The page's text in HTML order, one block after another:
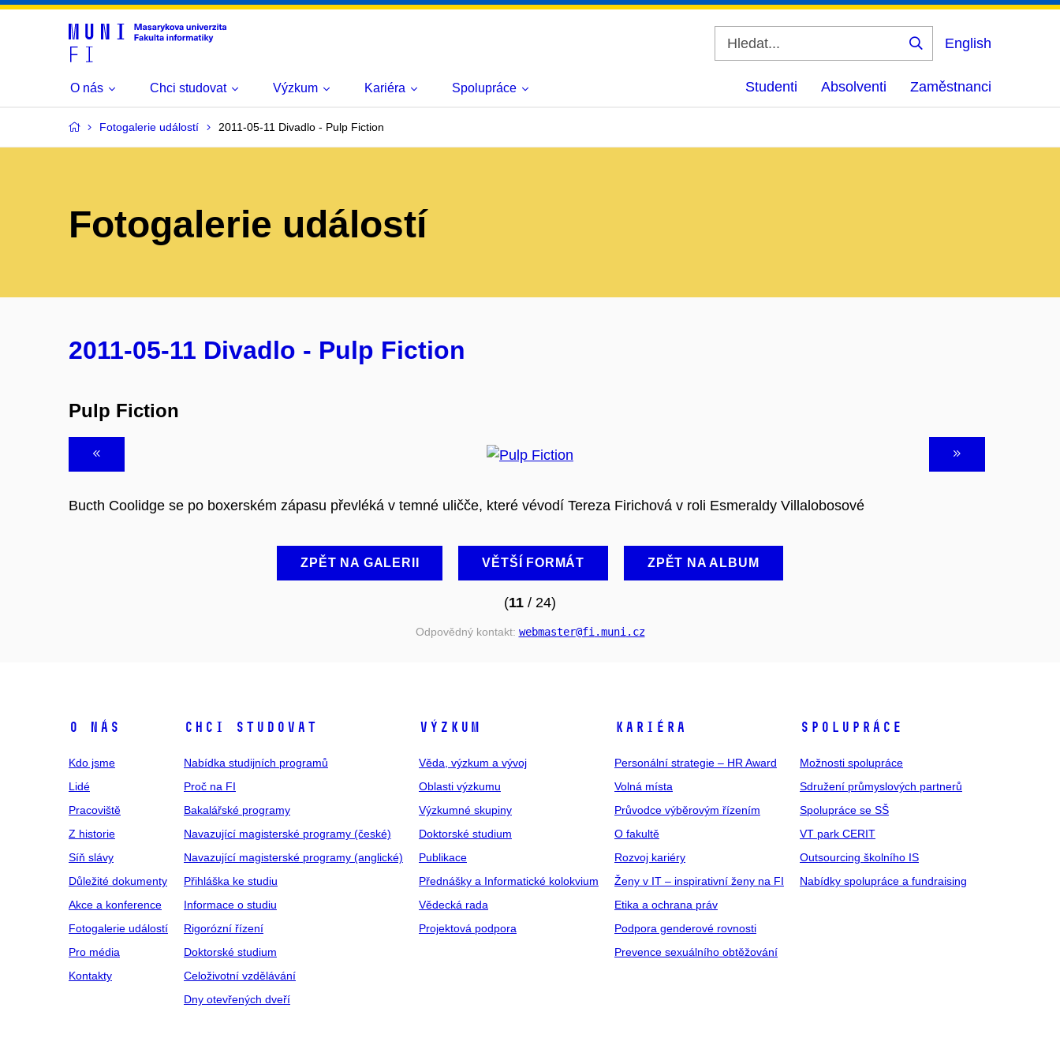
Vyhledat
English
O nás Chci studovat Výzkum Kariéra Spolupráce Studenti Absolventi Zaměstnanci
Fotogalerie událostí 2011-05-11 Divadlo - Pulp Fiction
Fotogalerie událostí
2011-05-11 Divadlo - Pulp Fiction
Pulp Fiction
Bucth Coolidge se po boxerském zápasu převléká v temné uličče, které vévodí Tereza Firichová v roli Esmeraldy Villalobosové
ZPĚT NA GALERII VĚTŠÍ FORMÁT ZPĚT NA ALBUM
(11 / 24)
Odpovědný kontakt: webmaster@fi .muni .cz
O NÁS
Kdo jsme
Lidé
Pracoviště
Z historie
Síň slávy
Důležité dokumenty
Akce a konference
Fotogalerie událostí
Pro média
Kontakty
CHCI STUDOVAT
Nabídka studijních programů
Proč na FI
Bakalářské programy
Navazující magisterské programy (české)
Navazující magisterské programy (anglické)
Přihláška ke studiu
Informace o studiu
Rigorózní řízení
Doktorské studium
Celoživotní vzdělávání
Dny otevřených dveří
VÝZKUM
Věda, výzkum a vývoj
Oblasti výzkumu
Výzkumné skupiny
Doktorské studium
Publikace
Přednášky a Informatické kolokvium
Vědecká rada
Projektová podpora
KARIÉRA
Personální strategie – HR Award
Volná místa
Průvodce výběrovým řízením
O fakultě
Rozvoj kariéry
Ženy v IT – inspirativní ženy na FI
Etika a ochrana práv
Podpora genderové rovnosti
Prevence sexuálního obtěžování
SPOLUPRÁCE
Možnosti spolupráce
Sdružení průmyslových partnerů
Spolupráce se SŠ
VT park CERIT
Outsourcing školního IS
Nabídky spolupráce a fundraising